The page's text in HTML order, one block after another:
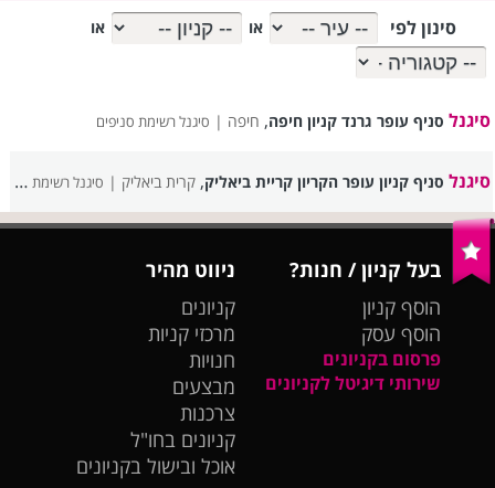
סינון לפי או או
סיגנל סניף עופר גרנד קניון חיפה, חיפה | סיגנל רשימת סניפים
סיגנל סניף קניון עופר הקריון קריית ביאליק,קרית ביאליק | סיגנל רשימת סניפים
בעל קניון / חנות?
הוסף קניון
הוסף עסק
פרסום בקניונים
שירותי דיגיטל לקניונים
ניווט מהיר
קניונים
מרכזי קניות
חנויות
מבצעים
צרכנות
קניונים בחו"ל
אוכל ובישול בקניונים